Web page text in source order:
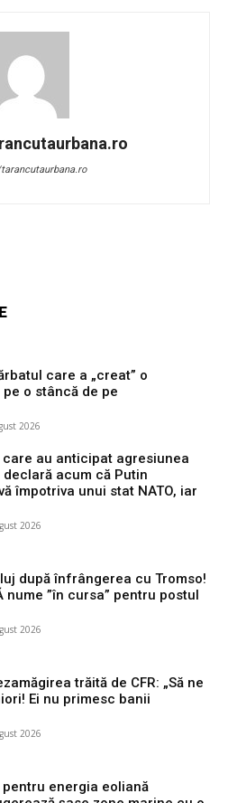
care a „creat” o
o stâncă de pe
2026
au anticipat agresiunea
acum că Putin
împotriva unui stat NATO, iar
2026
după înfrângerea cu Tromso!
nume ”în cursa” pentru postul
2026
trăită de CFR: „Să ne
Ei nu primesc banii
2026
energia eoliană